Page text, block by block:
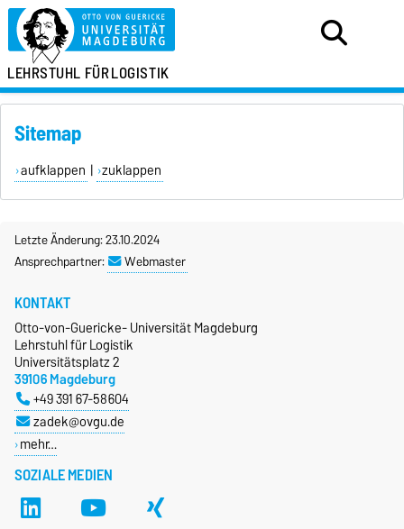
LEHRSTUHL FÜRLOGISTIK
Sitemap
aufklappen | zuklappen
Letzte Änderung: 23.10.2024
Ansprechpartner:
Webmaster
SOZIALE MEDIEN
KONTAKT
Otto-von-Guericke- Universität Magdeburg
Lehrstuhl für Logistik
Universitätsplatz 2
39106 Magdeburg
+49 391 67-58604
zadek@ovgu.de
mehr…